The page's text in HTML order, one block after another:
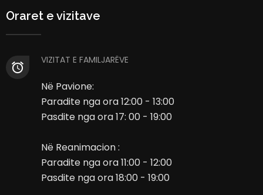
Oraret e vizitave
VIZITAT E FAMILJARËVE
Në Pavione:
Paradite nga ora 12:00 - 13:00
Pasdite nga ora 17: 00 - 19:00
Në Reanimacion :
Paradite nga ora 11:00 - 12:00
Pasdite nga ora 18:00 - 19:00